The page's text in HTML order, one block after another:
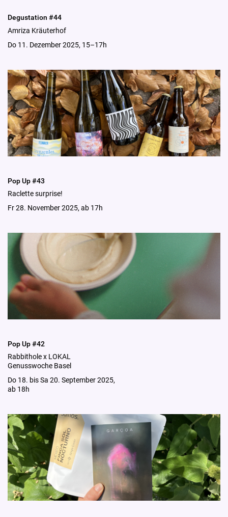
Degustation #44
Amriza Kräuterhof
Do 11. Dezember 2025, 15–17h
Pop Up #43
Raclette surprise!
Fr 28. November 2025, ab 17h
Pop Up #42
Rabbithole x LOKAL
Genusswoche Basel
Do 18. bis Sa 20. September 2025,
ab 18h